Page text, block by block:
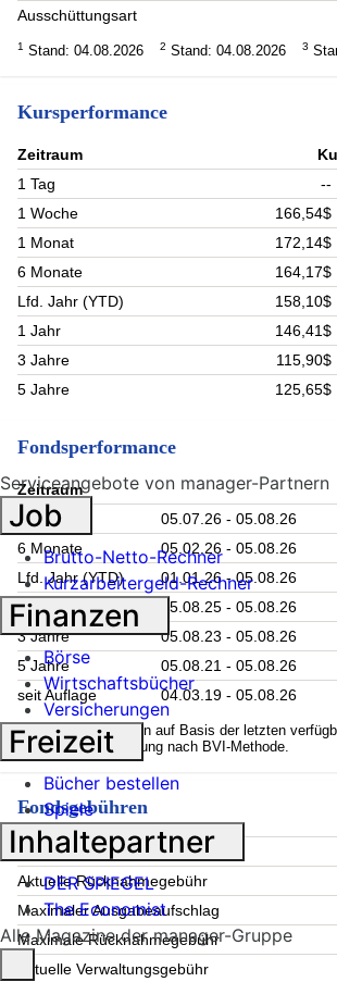
Ausschüttungsart
1 Stand: 04.08.2026 2 Stand: 04.08.2026 3
Kursperformance
Zeitraum
1 Tag
--
1 Woche
166,54$
1 Monat
172,14$
6 Monate
164,17$
Lfd. Jahr (YTD)
158,10$
1 Jahr
146,41$
3 Jahre
115,90$
5 Jahre
125,65$
Fondsperformance
Zeitraum
1 Monat 05.07.26 - 05.08.26
6 Monate
05.02.26 - 05.08.26
Lfd. Jahr (YTD)
01.01.26 - 05.08.26
1 Jahr
05.08.25 - 05.08.26
3 Jahre
05.08.23 - 05.08.26
5 Jahre
05.08.21 - 05.08.26
seit Auflage
04.03.19 - 05.08.26
1Kennzahlen werden auf Basis der letzten
berechnet. Berechnung nach BVI-Methode.
Fondsgebühren
Aktueller Ausgabeaufschlag
Aktuelle Rücknahmegebühr
Maximaler Ausgabeaufschlag
Maximale Rücknahmegebühr
Aktuelle Verwaltungsgebühr
Serviceangebote von manager-Partnern
Job
Brutto-Netto-Rechner
Kurzarbeitergeld-Rechner
Finanzen
Börse
Wirtschaftsbücher
Versicherungen
Freizeit
Bücher bestellen
Spiele
Inhaltepartner
DER SPIEGEL
The Economist
Alle Magazine der manager-Gruppe